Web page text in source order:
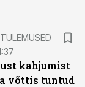
kahjumist
võttis tuntud